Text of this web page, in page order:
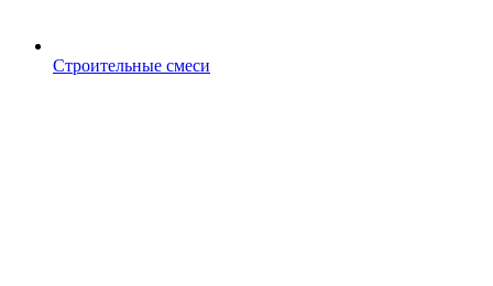
Строительные смеси